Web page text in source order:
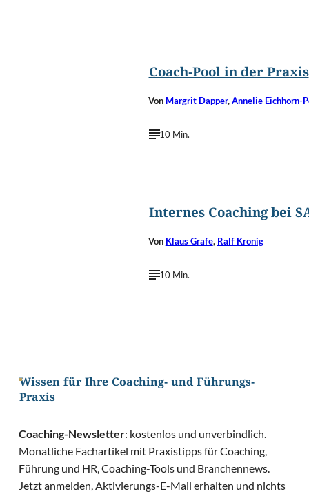
Coach-Pool in der Praxis
Von Margrit Dapper,Annelie Eichhorn-
10 Min.
Internes Coaching bei
Von Klaus Grafe, Ralf Kronig
10 Min.
Wissen für Ihre Coaching- und Führungs-
Praxis
Coaching-Newsletter: kostenlos und unverbindlich.
Monatliche Fachartikel mit Praxistipps für Coaching,
Führung und HR, Coaching-Tools und Branchennews.
Jetzt anmelden, Aktivierungs-E-Mail erhalten und nichts